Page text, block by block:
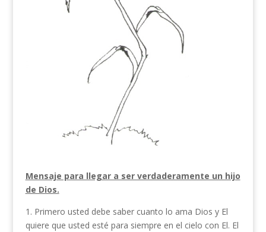
Mensaje para llegar a ser verdaderamente un hijo
de Dios.
1. Primero usted debe saber cuanto lo ama Dios y El
quiere que usted esté para siempre en el cielo con El. El